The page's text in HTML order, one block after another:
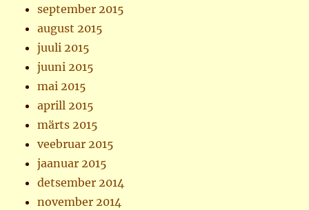
september 2015
august 2015
juuli 2015
juuni 2015
mai 2015
aprill 2015
märts 2015
veebruar 2015
jaanuar 2015
detsember 2014
november 2014